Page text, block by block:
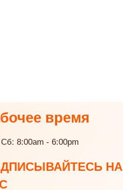
время
8:00am - 6:00pm
НА